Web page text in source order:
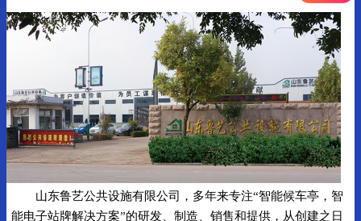
山东鲁艺公共设施有限公司，多年来专注“智能候车亭，智
能电子站牌解决方案”的研发、制造、销售和提供，从创建之日